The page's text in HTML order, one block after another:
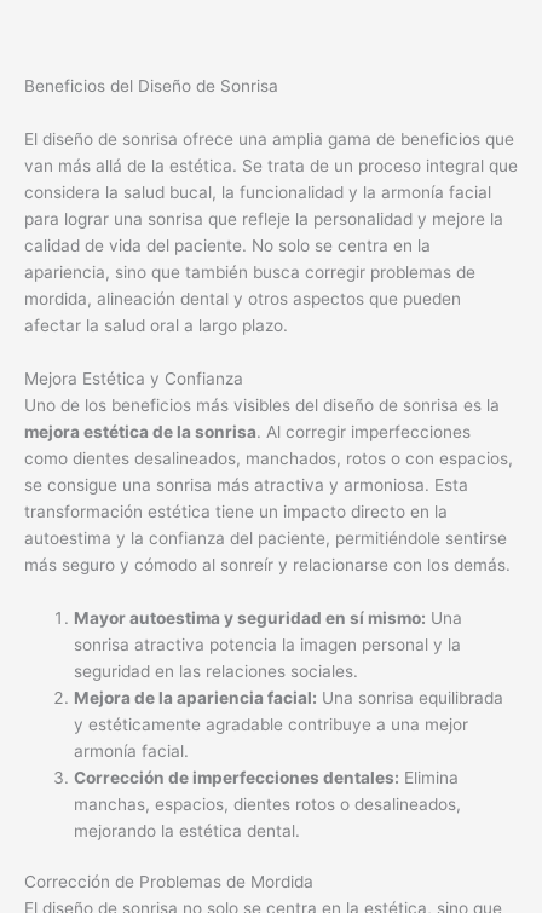
Beneficios del Diseño de Sonrisa
El diseño de sonrisa ofrece una amplia gama de beneficios que
van más allá de la estética. Se trata de un proceso integral que
considera la salud bucal, la funcionalidad y la armonía facial
para lograr una sonrisa que refleje la personalidad y mejore la
calidad de vida del paciente. No solo se centra en la
apariencia, sino que también busca corregir problemas de
mordida, alineación dental y otros aspectos que pueden
afectar la salud oral a largo plazo.
Mejora Estética y Confianza
Uno de los beneficios más visibles del diseño de sonrisa es la
mejora estética de la sonrisa. Al corregir imperfecciones
como dientes desalineados, manchados, rotos o con espacios,
se consigue una sonrisa más atractiva y armoniosa. Esta
transformación estética tiene un impacto directo en la
autoestima y la confianza del paciente, permitiéndole sentirse
más seguro y cómodo al sonreír y relacionarse con los demás.
Mayor autoestima y seguridad en sí mismo: Una
sonrisa atractiva potencia la imagen personal y la
seguridad en las relaciones sociales.
Mejora de la apariencia facial: Una sonrisa equilibrada
y estéticamente agradable contribuye a una mejor
armonía facial.
Corrección de imperfecciones dentales: Elimina
manchas, espacios, dientes rotos o desalineados,
mejorando la estética dental.
Corrección de Problemas de Mordida
El diseño de sonrisa no solo se centra en la estética, sino que